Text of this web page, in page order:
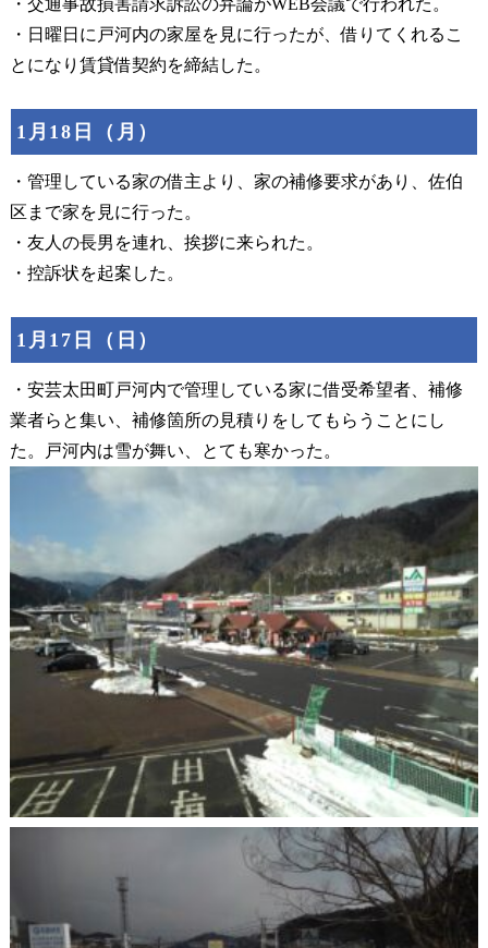
・日曜日に戸河内の家屋を見に行ったが、借りてくれるこ
とになり賃貸借契約を締結した。
1月18日（月）
・管理している家の借主より、家の補修要求があり、佐伯
区まで家を見に行った。
・友人の長男を連れ、挨拶に来られた。
・控訴状を起案した。
1月17日（日）
・安芸太田町戸河内で管理している家に借受希望者、補修
業者らと集い、補修箇所の見積りをしてもらうことにし
た。戸河内は雪が舞い、とても寒かった。